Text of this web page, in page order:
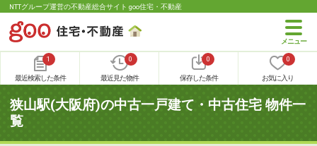
NTTグループ運営の不動産総合サイト goo住宅・不動産
1
最近検索した条件
0
最近見た物件
0
保存した条件
0
お気に入り
狭山駅(大阪府)の中古一戸建て・中古住宅 物件一
覧